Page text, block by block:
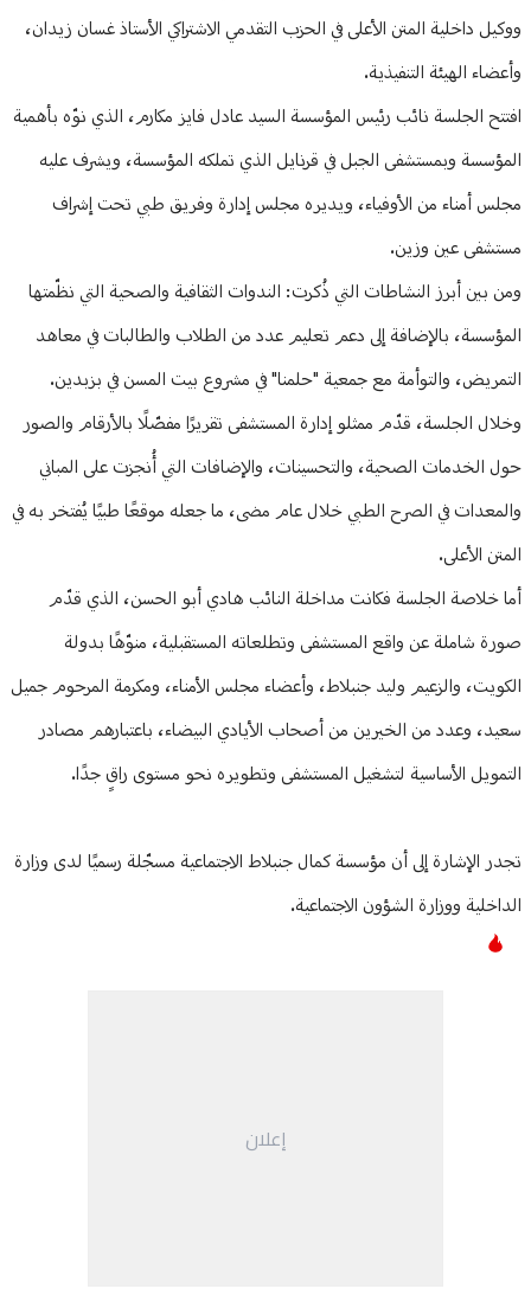
ووكيل داخلية المتن الأعلى في الحزب التقدمي الاشتراكي الأستاذ غسان زيدان،
وأعضاء الهيئة التنفيذية.
افتتح الجلسة نائب رئيس المؤسسة السيد عادل فايز مكارم، الذي نوّه بأهمية
المؤسسة وبمستشفى الجبل في قرنايل الذي تملكه المؤسسة، ويشرف عليه
مجلس أمناء من الأوفياء، ويديره مجلس إدارة وفريق طبي تحت إشراف
مستشفى عين وزين.
ومن بين أبرز النشاطات التي ذُكرت: الندوات الثقافية والصحية التي نظّمتها
المؤسسة، بالإضافة إلى دعم تعليم عدد من الطلاب والطالبات في معاهد
التمريض، والتوأمة مع جمعية "حلمنا" في مشروع بيت المسن في بزبدين.
وخلال الجلسة، قدّم ممثلو إدارة المستشفى تقريرًا مفصّلًا بالأرقام والصور
حول الخدمات الصحية، والتحسينات، والإضافات التي أُنجزت على المباني
والمعدات في الصرح الطبي خلال عام مضى، ما جعله موقعًا طبيًا يُفتخر به في
المتن الأعلى.
أما خلاصة الجلسة فكانت مداخلة النائب هادي أبو الحسن، الذي قدّم
صورة شاملة عن واقع المستشفى وتطلعاته المستقبلية، منوّهًا بدولة
الكويت، والزعيم وليد جنبلاط، وأعضاء مجلس الأمناء، ومكرمة المرحوم جميل
سعيد، وعدد من الخيرين من أصحاب الأيادي البيضاء، باعتبارهم مصادر
التمويل الأساسية لتشغيل المستشفى وتطويره نحو مستوى راقٍ جدًا.
تجدر الإشارة إلى أن مؤسسة كمال جنبلاط الاجتماعية مسجّلة رسميًا لدى وزارة
الداخلية ووزارة الشؤون الاجتماعية.
إعلان